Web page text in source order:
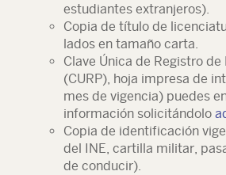
estudiantes extranjeros).
Copia de título de
lados en tamaño carta.
Clave Única de Registro de
(CURP), hoja impresa de
mes de vigencia) puedes
información solicitándolo
Copia de identificación
del INE, cartilla militar,
de conducir).